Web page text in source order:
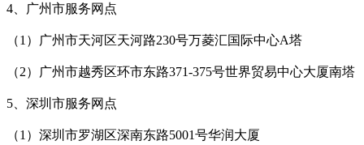
4、广州市服务网点
（1）广州市天河区天河路230号万菱汇国际中心A塔
（2）广州市越秀区环市东路371-375号世界贸易中心大厦南塔
5、深圳市服务网点
（1）深圳市罗湖区深南东路5001号华润大厦